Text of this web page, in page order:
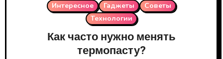
Интересное Гаджеты
Советы
Технологии
Как часто нужно менять
термопасту?